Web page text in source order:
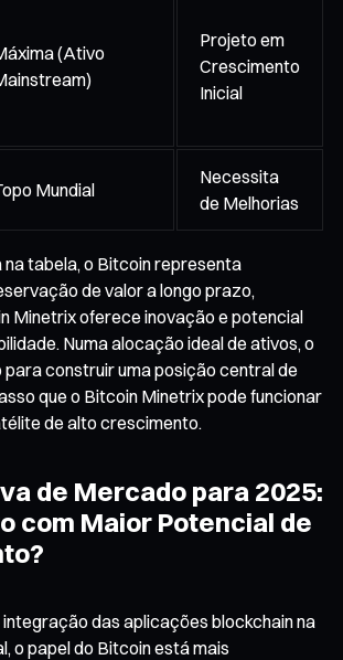
(Ativo
Projeto em
Crescimento
Inicial
Mundial
Necessita
de Melhorias
na tabela, o Bitcoin representa
de valor a longo prazo,
Minetrix oferece inovação e potencial
Numa alocação ideal de ativos, o
para construir uma posição central de
que o Bitcoin Minetrix pode funcionar
de alto crescimento.
de Mercado para 2025:
com Maior Potencial de
das aplicações blockchain na
o papel do Bitcoin está mais